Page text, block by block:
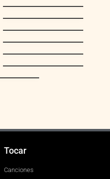
Médanos
Epa Isidoro
Ansiedad
(Mujer Meridena)
Coriano
Playon Veleño
Tocar
Canciones